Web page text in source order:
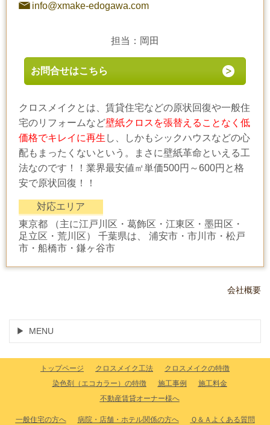
info@xmake-edogawa.com
担当：岡田
お問合せはこちら
クロスメイクとは、賃貸住宅などの原状回復や一般住
宅のリフォームなど壁紙クロスを張替えることなく低
価格でキレイに再生 し、しかもシックハウスなどの心
配もまったくないという。まさに壁紙革命といえる工
法なのです！！業界最安値㎡単価500円～600円と格
安で原状回復！！
対応エリア
東京都 （主に江戸川区・葛飾区・江東区・墨田区・
足立区・荒川区） 千葉県は、 浦安市・市川市・松戸
市・船橋市・鎌ヶ谷市
会社概要
MENU
トップページ クロスメイク工法
クロスメイクの特徴
染色剤（エコカラー）の特徴
施工事例
施工料金
不動産賃貸オーナー様へ
一般住宅の方へ 病院・店舗・ホテル関係の方へ
Ｑ＆Ａよくある質問